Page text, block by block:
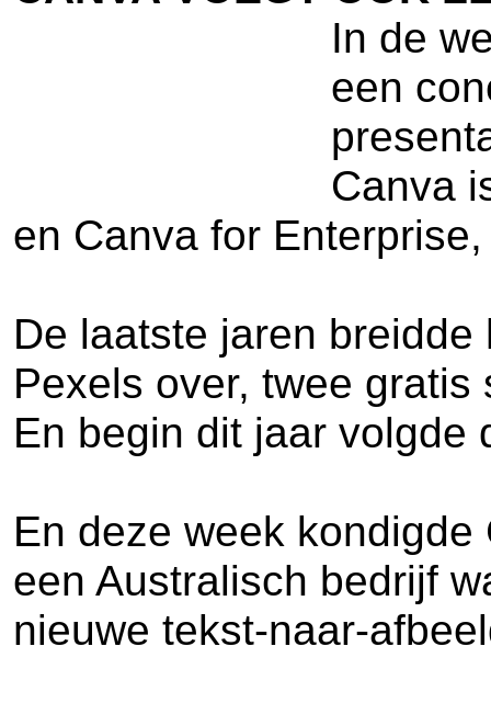
In de
een
Canva
en Canva for
De laatste jaren
Pexels over, twee
En begin dit jaar volgde
En deze week
een Australisch bedrijf
nieuwe tekst-naar-